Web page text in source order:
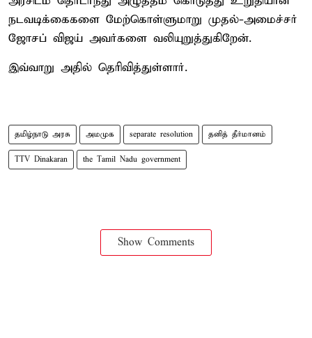
நடவடிக்கைகளை மேற்கொள்ளுமாறு முதல்-அமைச்சர்
ஜோசப் விஜய் அவர்களை வலியுறுத்துகிறேன்.
இவ்வாறு அதில் தெரிவித்துள்ளார்.
தமிழ்நாடு அரசு அமமுக separate resolution தனித் தீர்மானம்
TTV Dinakaran the Tamil Nadu government
Show Comments